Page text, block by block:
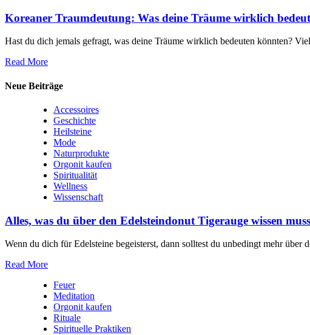
Koreaner Traumdeutung: Was deine Träume wirklich
Hast du dich jemals gefragt, was deine Träume wirklich bedeuten könnten?
Read More
Neue Beiträge
Accessoires
Geschichte
Heilsteine
Mode
Naturprodukte
Orgonit kaufen
Spiritualität
Wellness
Wissenschaft
Alles, was du über den Edelsteindonut Tigerauge wissen
Wenn‌ du dich für Edelsteine begeisterst, dann solltest du unbedingt mehr⁢
Read More
Feuer
Meditation
Orgonit kaufen
Rituale
Spirituelle Praktiken